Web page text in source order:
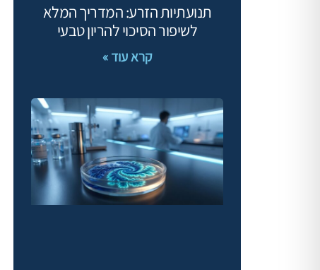
תנועתיות הזרע: המדריך המלא
לשיפור הסיכוי להריון טבעי
קרא עוד »